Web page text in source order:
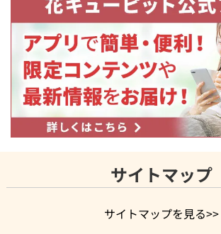
サイトマップ
サイトマップを見る>>